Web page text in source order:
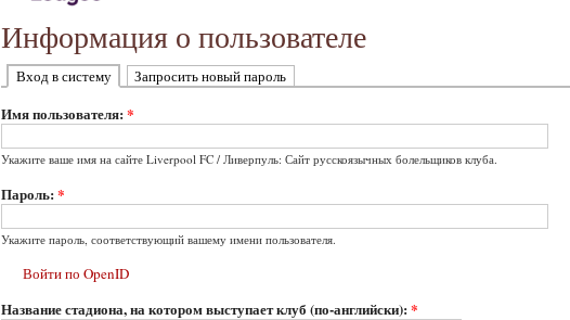
Информация о пользователе
Вход в систему Запросить новый пароль
Имя пользователя:*
Укажите ваше имя на сайте Liverpool FC / Ливерпуль: Сайт русскоязычных болельщиков клуба.
Пароль:*
Укажите пароль, соответствующий вашему имени пользователя.
Войти по OpenID
Название стадиона, на котором выступает клуб (по-английски):*